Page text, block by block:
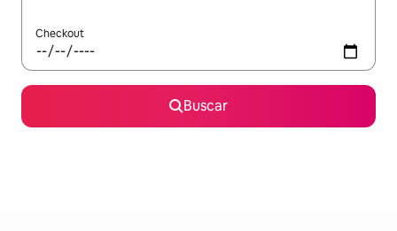
Checkout
Buscar